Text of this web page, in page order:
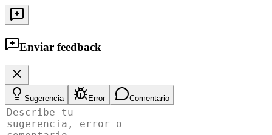
Enviar feedback
Sugerencia Error Comentario